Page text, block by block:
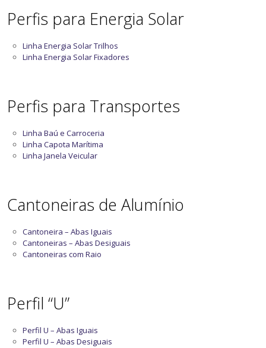
Perfis para Energia Solar
Linha Energia Solar Trilhos
Linha Energia Solar Fixadores
Perfis para Transportes
Linha Baú e Carroceria
Linha Capota Marítima
Linha Janela Veicular
Cantoneiras de Alumínio
Cantoneira – Abas Iguais
Cantoneiras – Abas Desiguais
Cantoneiras com Raio
Perfil “U”
Perfil U – Abas Iguais
Perfil U – Abas Desiguais